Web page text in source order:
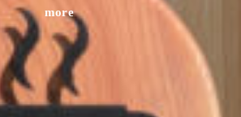
more